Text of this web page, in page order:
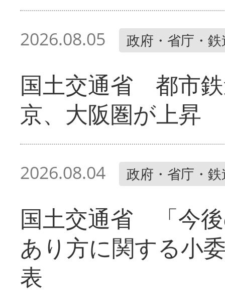
2026.08.05 政府・省庁・
国土交通省 都市
京、大阪圏が上昇
2026.08.04 政府・省庁・
国土交通省 「今
あり方に関する小
表